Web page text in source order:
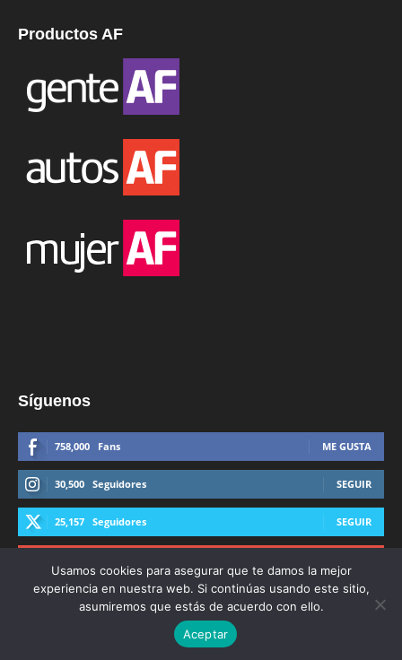
Productos AF
Síguenos
758,000 Fans ME GUSTA
30,500 Seguidores SEGUIR
25,157 Seguidores SEGUIR
© Derechos Reservados AFmedios 2021
Usamos cookies para asegurar que te damos la mejor
experiencia en nuestra web. Si continúas usando este sitio,
asumiremos que estás de acuerdo con ello.
Aceptar